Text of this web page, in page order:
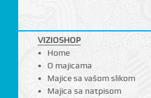
VIZIOSHOP
Home
O majicama
Majice sa vašom slikom
Majica sa natpisom